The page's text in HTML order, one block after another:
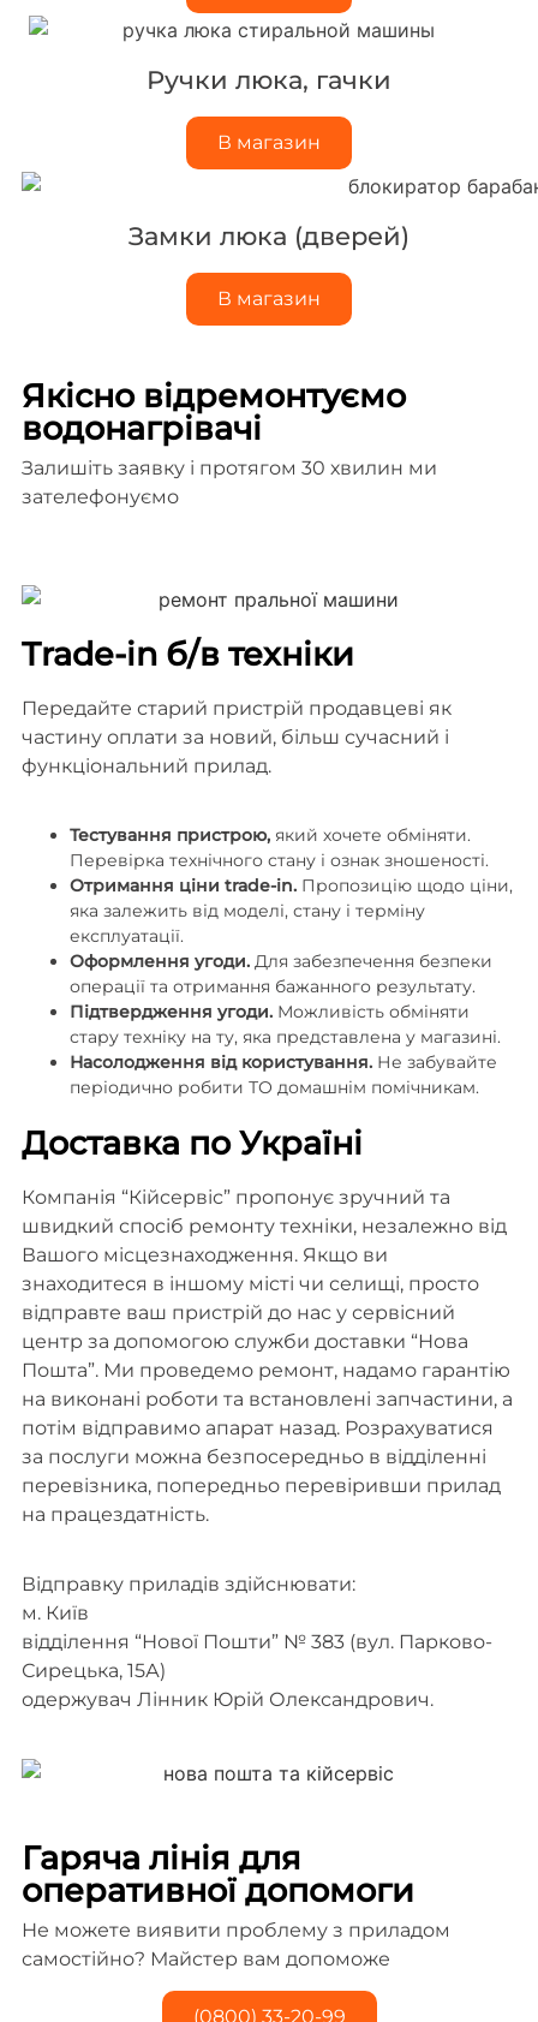
Ручки люка, гачки
В магазин
Замки люка (дверей)
В магазин
Якісно відремонтуємо
водонагрівачі
Залишіть заявку і протягом 30 хвилин ми
зателефонуємо
Trade-in б/в техніки
Передайте старий пристрій продавцеві як
частину оплати за новий, більш сучасний і
функціональний прилад.
Тестування пристрою,який хочете обміняти.
Перевірка технічного стану і ознак зношеності.
Отримання ціни trade-in.Пропозицію щодо ціни,
яка залежить від моделі, стану і терміну
експлуатації.
Оформлення угоди.Для забезпечення безпеки
операції та отримання бажанного результату.
Підтвердження угоди.Можливість обміняти
стару техніку на ту, яка представлена у магазині.
Насолодження від користування.Не забувайте
періодично робити ТО домашнім помічникам.
Доставка по Україні
Компанія “Кійсервіс” пропонує зручний та
швидкий спосіб ремонту техніки, незалежно від
Вашого місцезнаходження. Якщо ви
знаходитеся в іншому місті чи селищі, просто
відправте ваш пристрій до нас у сервісний
центр за допомогою служби доставки “Нова
Пошта”. Ми проведемо ремонт, надамо гарантію
на виконані роботи та встановлені запчастини, а
потім відправимо апарат назад. Розрахуватися
за послуги можна безпосередньо в відділенні
перевізника, попередньо перевіривши прилад
на працездатність.
Відправку приладів здійснювати:
м. Київ
відділення “Нової Пошти” № 383 (вул. Парково-
Сирецька, 15А)
одержувач Лінник Юрій Олександрович.
Гаряча лінія для
оперативної допомоги
Не можете виявити проблему з приладом
самостійно? Майстер вам допоможе
(0800) 33-20-99